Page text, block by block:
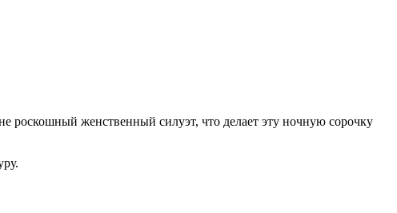
роскошный женственный силуэт, что делает эту ночную сорочку